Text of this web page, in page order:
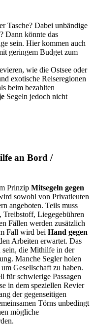
Tasche? Dabei unbändige
Dann könnte das
sein. Hier kommen auch
geringem Budget zum
wie die Ostsee oder
exotische Reiseregionen
beim bezahlten
Segeln jedoch nicht
an Bord /
Prinzip Mitsegeln gegen
sowohl von Privatleuten
angeboten. Teils muss
Treibstoff, Liegegebühren
Fällen werden zusätzlich
Fall wird bei Hand gegen
Arbeiten erwartet. Das
sein, die Mithilfe in der
Manche Segler holen
Gesellschaft zu haben.
für schwierige Passagen
in dem speziellen Revier
der gegenseitigen
Törns unbedingt
mögliche